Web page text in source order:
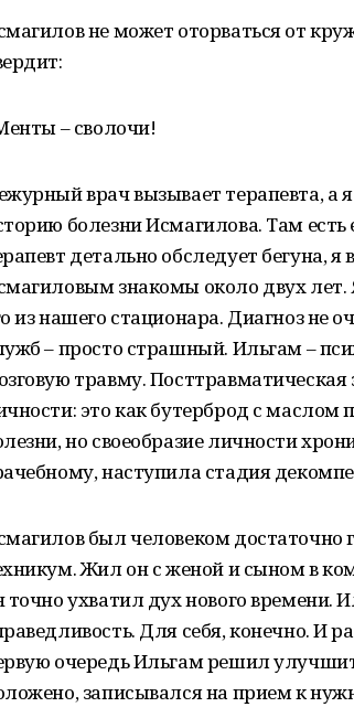
не может оторваться от
– сволочи!
врач вызывает терапевта, а
болезни Исмагилова. Там
детально обследует бегуна,
знакомы около двух лет.
из нашего стационара. Диагноз не
– просто страшный. Ильгам –
травму.
это как бутерброд с маслом
но своеобразие личности
наступила стадия
был человеком
Жил он с женой и сыном в
точно ухватил дух нового времени.
Для себя, конечно. И
очередь Ильгам решил
записывался на прием к